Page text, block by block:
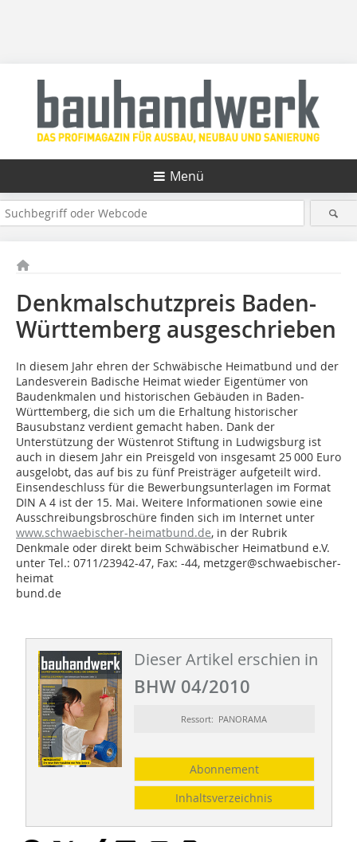
Menü
Denkmalschutzpreis Baden-
Württemberg ausgeschrieben
In diesem Jahr ehren der Schwä­bische Heimatbund und der
Landesverein Badische Heimat wieder Eigentümer von
Baudenkmalen und historischen Gebäuden in Baden-
Württemberg, die sich um die Erhaltung historischer
Bausubstanz verdient gemacht haben. Dank der
Unterstützung der Wüstenrot Stiftung in Ludwigsburg ist
auch in diesem Jahr ein Preisgeld von insgesamt 25 000 Euro
ausgelobt, das auf bis zu fünf Preisträger aufgeteilt wird.
Einsendeschluss für die Bewerbungsunterlagen im Format
DIN A 4 ist der 15. Mai. Weitere Informationen sowie eine
Ausschreibungsbroschüre finden sich im Internet unter
www.schwaebischer-heimatbund.de, in der Rubrik
Denkmale oder direkt beim Schwäbischer Heimatbund e.V.
unter Tel.: 0711/23942-47, Fax: -44, metzger@schwaebischer-
heimat
bund.de
Dieser Artikel erschien in
BHW 04/2010
Ressort: PANORAMA
Abonnement
Inhaltsverzeichnis